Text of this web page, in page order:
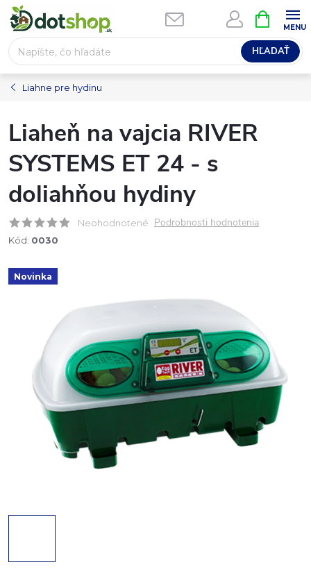
Prejsť
na
obsah
HĽADAŤ
KOŠÍK
Liahne pre hydinu
Liaheň na vajcia RIVER
SYSTEMS ET 24 - s
doliahňou hydiny
Neohodnotené Podrobnosti hodnotenia
Kód: 0030
Novinka